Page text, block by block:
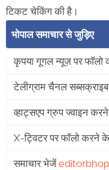
टिकट चेकिंग की है।
भोपाल समाचार से जुड़िए
कृपया गूगल न्यूज़ पर फॉलो
टेलीग्राम चैनल
व्हाट्सएप ग्रुप ज्वाइन
X-ट्विटर पर फॉलो करने
समाचार भेजें